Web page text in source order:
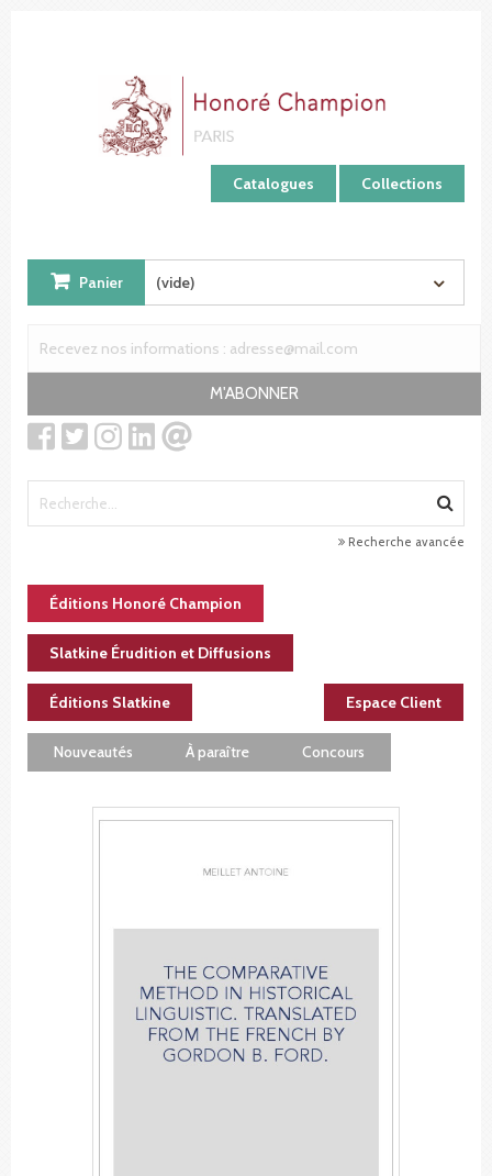
Catalogues Collections
Panier (vide)
M'ABONNER
Recherche avancée
Éditions Honoré Champion
Slatkine Érudition et Diffusions
Éditions Slatkine Espace Client
Nouveautés À paraître Concours